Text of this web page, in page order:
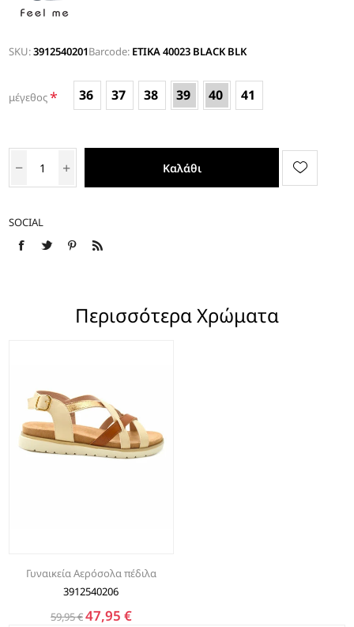
SKU:3912540201Barcode: ETIKA 40023 BLACK BLK
μέγεθος* 36 37 38 39 40 41
Καλάθι
SOCIAL
Περισσότερα Χρώματα
Γυναικεία Αερόσολα πέδιλα
3912540206
59,95 €47,95 €